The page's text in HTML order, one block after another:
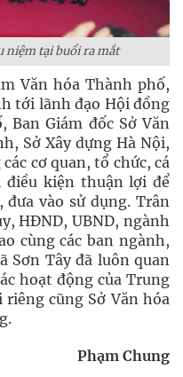
niệm tại buổi ra mắt
Văn hóa Thành phố,
tới lãnh đạo Hội đồng
Ban Giám đốc Sở Văn
Sở Xây dựng Hà Nội,
cơ quan, tổ chức, cá
điều kiện thuận lợi để
vào sử dụng. Trân
HĐND, UBND, ngành
cùng các ban ngành,
Sơn Tây đã luôn quan
hoạt động của Trung
cũng Sở Văn hóa
Phạm Chung